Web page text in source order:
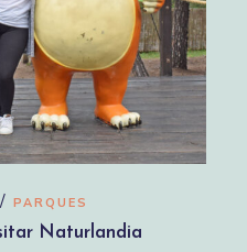
/ PARQUES
Naturlandia